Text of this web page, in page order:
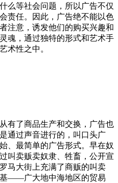
么等社会问题，所以广告不仅
责任。因此，广告绝不能以色
注意，诱发他们的购买兴趣和
魂，通过独特的形式和艺术手
术性之中。
有了商品生产和交换，广告也
通过声音进行的，叫口头广
、最简单的广告形式。早在奴
叫卖贩卖奴隶、牲畜，公开宣
马大街上充满了商贩的叫卖
——广大地中海地区的贸易